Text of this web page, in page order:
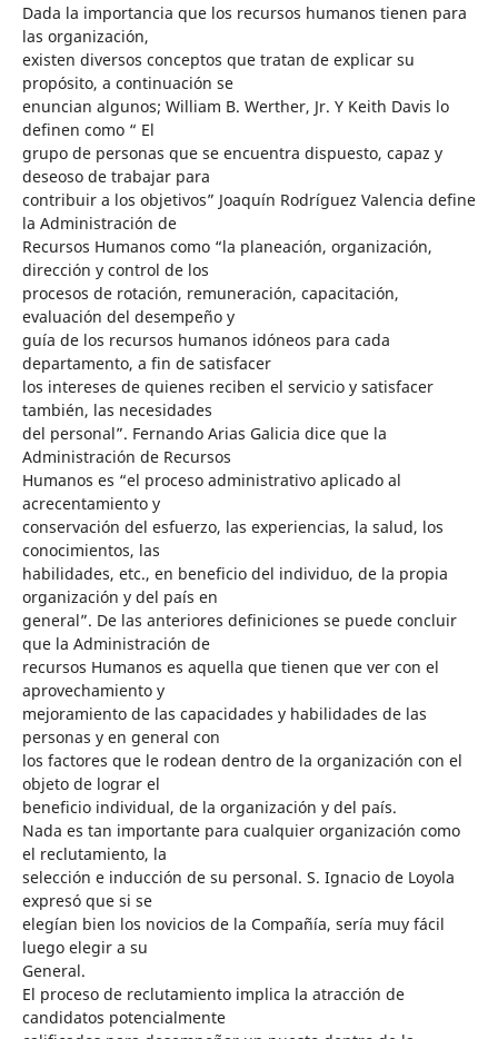
Dada la importancia que los recursos humanos tienen para
las organización,
existen diversos conceptos que tratan de explicar su
propósito, a continuación se
enuncian algunos; William B. Werther, Jr. Y Keith Davis lo
definen como “ El
grupo de personas que se encuentra dispuesto, capaz y
deseoso de trabajar para
contribuir a los objetivos” Joaquín Rodríguez Valencia define
la Administración de
Recursos Humanos como “la planeación, organización,
dirección y control de los
procesos de rotación, remuneración, capacitación,
evaluación del desempeño y
guía de los recursos humanos idóneos para cada
departamento, a fin de satisfacer
los intereses de quienes reciben el servicio y satisfacer
también, las necesidades
del personal”. Fernando Arias Galicia dice que la
Administración de Recursos
Humanos es “el proceso administrativo aplicado al
acrecentamiento y
conservación del esfuerzo, las experiencias, la salud, los
conocimientos, las
habilidades, etc., en beneficio del individuo, de la propia
organización y del país en
general”. De las anteriores definiciones se puede concluir
que la Administración de
recursos Humanos es aquella que tienen que ver con el
aprovechamiento y
mejoramiento de las capacidades y habilidades de las
personas y en general con
los factores que le rodean dentro de la organización con el
objeto de lograr el
beneficio individual, de la organización y del país.
Nada es tan importante para cualquier organización como
el reclutamiento, la
selección e inducción de su personal. S. Ignacio de Loyola
expresó que si se
elegían bien los novicios de la Compañía, sería muy fácil
luego elegir a su
General.
El proceso de reclutamiento implica la atracción de
candidatos potencialmente